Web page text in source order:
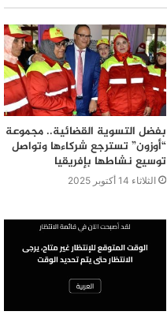
بفضل التسوية القضائية.. مجموعة
“أوزون” تسترجع شركاءها وتواصل
توسيع نشاطها بإفريقيا
الثلاثاء 14 أكتوبر 2025